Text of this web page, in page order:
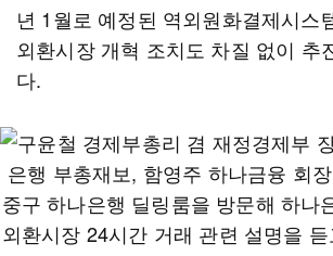
년 1월로 예정된 역외원화결제시스
외환시장 개혁 조치도 차질 없이 추
다.